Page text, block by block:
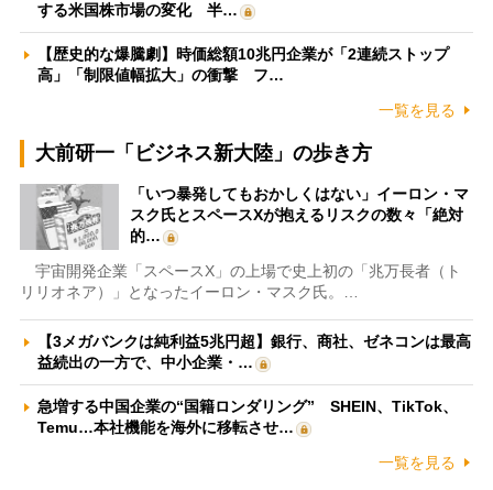
する米国株市場の変化 半…
【歴史的な爆騰劇】時価総額10兆円企業が「2連続ストップ
高」「制限値幅拡大」の衝撃 フ…
一覧を見る
大前研一「ビジネス新大陸」の歩き方
「いつ暴発してもおかしくはない」イーロン・マ
スク氏とスペースXが抱えるリスクの数々「絶対
的…
宇宙開発企業「スペースX」の上場で史上初の「兆万長者（ト
リリオネア）」となったイーロン・マスク氏。…
【3メガバンクは純利益5兆円超】銀行、商社、ゼネコンは最高
益続出の一方で、中小企業・…
急増する中国企業の“国籍ロンダリング” SHEIN、TikTok、
Temu…本社機能を海外に移転させ…
一覧を見る